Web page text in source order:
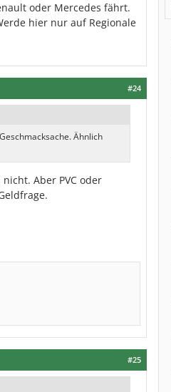
oder Mercedes fährt.
hier nur auf Regionale
#24
Ähnlich
Aber PVC oder
#25